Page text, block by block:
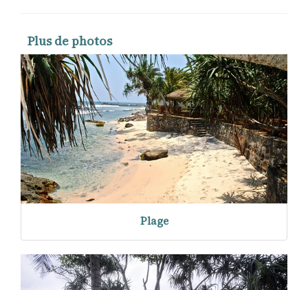
Plus de photos
Plage